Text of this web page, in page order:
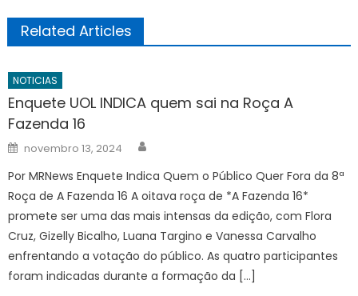
Related Articles
NOTICIAS
Enquete UOL INDICA quem sai na Roça A
Fazenda 16
Posted
on
novembro 13, 2024
Por MRNews Enquete Indica Quem o Público Quer Fora da 8ª
Roça de A Fazenda 16 A oitava roça de *A Fazenda 16*
promete ser uma das mais intensas da edição, com Flora
Cruz, Gizelly Bicalho, Luana Targino e Vanessa Carvalho
enfrentando a votação do público. As quatro participantes
foram indicadas durante a formação da […]